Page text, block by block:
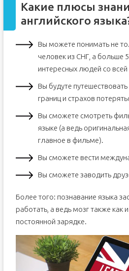
Какие плюсы
английского
Вы можете понимать не
человек из СНГ, а больше
интересных людей со всей
Вы будуте
границ и страхов
Вы сможете смотреть
языке (а ведь
главное в фильме).
Вы сможете вести
Вы сможете заводить
Более того: познавание языка
работать, а ведь мозг также как
постоянной зарядке.